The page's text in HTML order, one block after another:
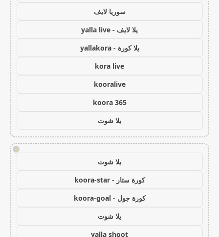
سوريا لايف
يلا لايف - yalla live
يلا كورة - yallakora
kora live
kooralive
koora 365
يلا شوت
!
يلا شوت
كورة ستار - koora-star
كورة جول - koora-goal
يلا شوت
yalla shoot